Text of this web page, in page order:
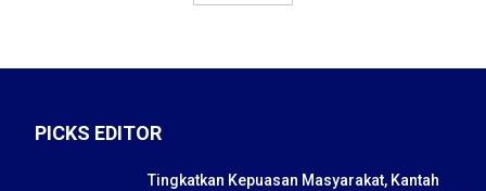
PICKS EDITOR
Tingkatkan Kepuasan Masyarakat, Kantah